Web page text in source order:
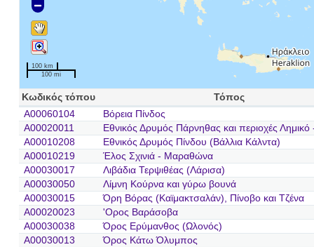
100 km
100 mi
Κωδικός τόπου
Τόπος
A00060104
Βόρεια Πίνδος
A00020011
Εθνικός Δρυμός Πάρνηθας και περιοχές Λημικό
A00010208
Εθνικός Δρυμός Πίνδου (Βάλλια Κάλντα)
A00010219
Έλος Σχινιά - Μαραθώνα
A00030017
Λιβάδια Τερψιθέας (Λάρισα)
A00030050
Λίμνη Κούρνα και γύρω βουνά
A00030015
Όρη Βόρας (Καϊμακτσαλάν), Πίνοβο και Τζένα
A00020023
'Ορος Βαράσοβα
A00030038
Όρος Ερύμανθος (Ωλονός)
A00030013
Όρος Κάτω Όλυμπος